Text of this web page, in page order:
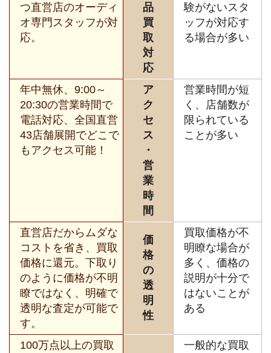
つ直営店のオーディ
オ専門スタッフが対
応。
品
買
取
対
応
験がないスタ
ッフが対応す
る場合が多い
年中無休、9:00～
20:30の営業時間で
電話対応、全国直営
43店舗展開でどこで
もアクセス可能！
ア
ク
セ
ス
・
営
業
時
間
営業時間が短
く、店舗数が
限られている
ことが多い
直営店だからムダな
コストを省き、買取
価格に還元。下取り
のように価格が不明
瞭ではなく、明確で
透明な査定が可能で
す。
価
格
の
透
明
性
買取価格が不
明瞭な場合が
多く、価格の
説明が十分で
はないことが
ある
100万点以上の買取
一般的な買取